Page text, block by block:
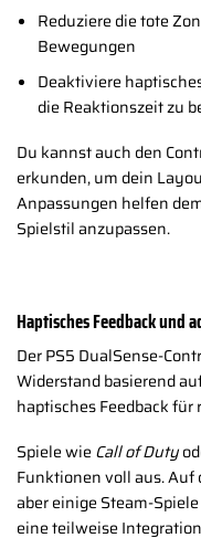
Reduziere die tote
Bewegungen
Deaktiviere
die Reaktionszeit zu
Du kannst auch den
erkunden, um dein
Anpassungen helfen
Spielstil anzupassen.
Haptisches Feedback und
Der PS5 DualSense-
Widerstand basierend
haptisches Feedback
Spiele wieCall of Duty
Funktionen voll aus. Auf
aber einige Steam-
eine teilweise